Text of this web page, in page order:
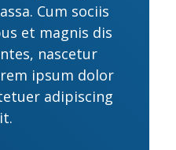
Cum sociis
et magnis dis
nascetur
ipsum dolor
adipiscing